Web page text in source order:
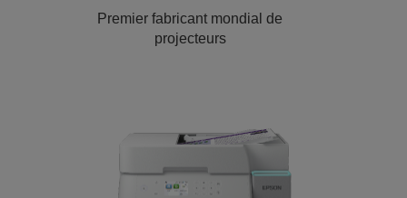
Premier fabricant mondial de
projecteurs